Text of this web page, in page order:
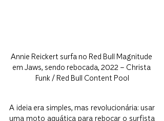
Annie Reickert surfa no Red Bull Magnitude
em Jaws, sendo rebocada, 2022 – Christa
Funk / Red Bull Content Pool
A ideia era simples, mas revolucionária: usar
uma moto aquática para rebocar o surfista